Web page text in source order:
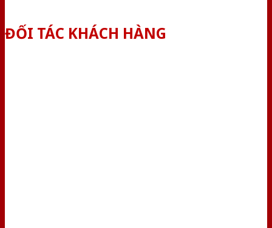
ĐỐI TÁC KHÁCH HÀNG